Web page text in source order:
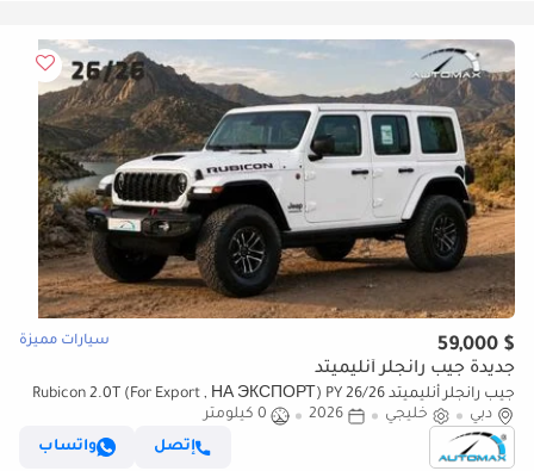
$ 59,000 سيارات مميزة
جديدة جيب رانجلر أنليميتد
جيب رانجلر أنليميتد Rubicon 2.0T (For Export , НА ЭКСПОРТ) PY 26/26
XTREME 4x4 GCC Без пробега
دبي خليجي 2026
0 كيلومتر
إتصل
واتساب